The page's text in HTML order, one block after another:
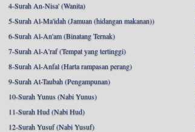
4-Surah An-Nisa' (Wanita)
5-Surah Al-Ma'idah (Jamuan (hidangan makanan))
6-Surah Al-An'am (Binatang Ternak)
7-Surah Al-A’raf (Tempat yang tertinggi)
8-Surah Al-Anfal (Harta rampasan perang)
9-Surah At-Taubah (Pengampunan)
10-Surah Yunus (Nabi Yunus)
11-Surah Hud (Nabi Hud)
12-Surah Yusuf (Nabi Yusuf)